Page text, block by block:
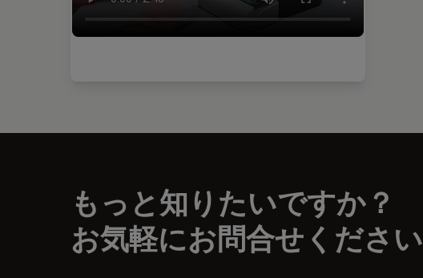
もっと知りたいですか？
お気軽にお問合せください